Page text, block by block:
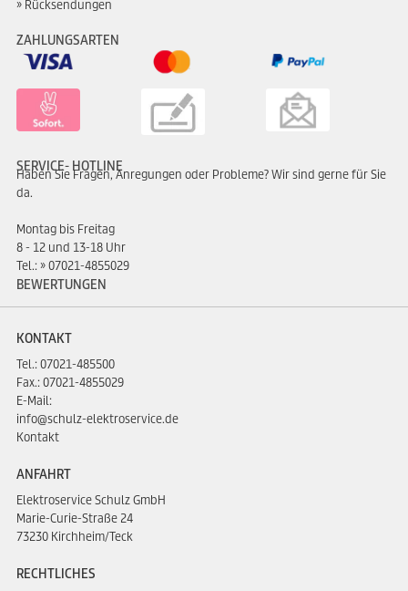
Rücksendungen
ZAHLUNGSARTEN
SERVICE- HOTLINE
Haben Sie Fragen, Anregungen oder Probleme? Wir sind gerne für Sie
da.
Montag bis Freitag
8 - 12 und 13-18 Uhr
Tel.: 07021-4855029
BEWERTUNGEN
KONTAKT
Tel.:07021-485500
Fax.: 07021-4855029
E-Mail:
info@schulz-elektroservice.de
Kontakt
ANFAHRT
Elektroservice Schulz GmbH
Marie-Curie-Straße 24
73230 Kirchheim/Teck
RECHTLICHES